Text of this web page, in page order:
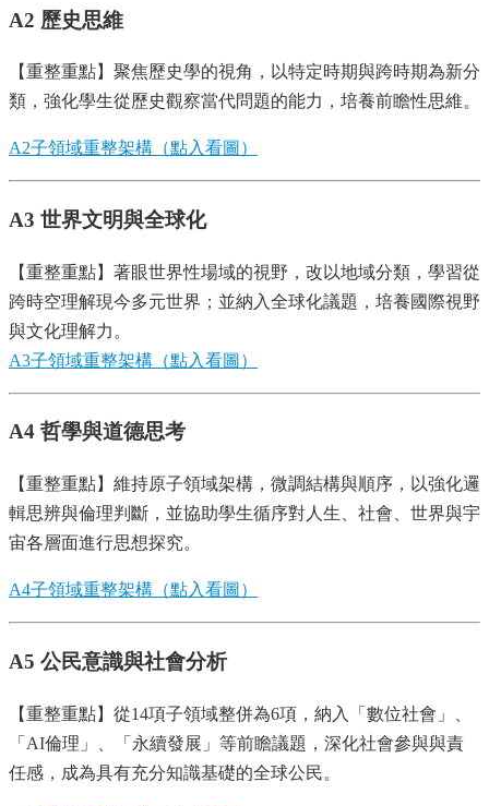
識
5.0
A2 歷史思維
【重整重點】聚焦歷史學的視角，以特定時期與跨時期為新分
類，強化學生從歷史觀察當代問題的能力，培養前瞻性思維。
A2子領域重整架構（點入看圖）
A3 世界文明與全球化
【重整重點】著眼世界性場域的視野，改以地域分類，學習從
跨時空理解現今多元世界；並納入全球化議題，培養國際視野
與文化理解力。
A3子領域重整架構（點入看圖）
A4 哲學與道德思考
【重整重點】維持原子領域架構，微調結構與順序，以強化邏
輯思辨與倫理判斷，並協助學生循序對人生、社會、世界與宇
宙各層面進行思想探究。
A4子領域重整架構（點入看圖）
A5 公民意識與社會分析
【重整重點】從14項子領域整併為6項，納入「數位社會」、
「AI倫理」、「永續發展」等前瞻議題，深化社會參與與責
任感，成為具有充分知識基礎的全球公民。